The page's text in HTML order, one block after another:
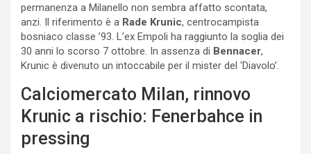
permanenza a Milanello non sembra affatto scontata,
anzi. Il riferimento è a Rade Krunic, centrocampista
bosniaco classe ’93. L’ex Empoli ha raggiunto la soglia dei
30 anni lo scorso 7 ottobre. In assenza di Bennacer,
Krunic è divenuto un intoccabile per il mister del ‘Diavolo’.
Calciomercato Milan, rinnovo
Krunic a rischio: Fenerbahce in
pressing